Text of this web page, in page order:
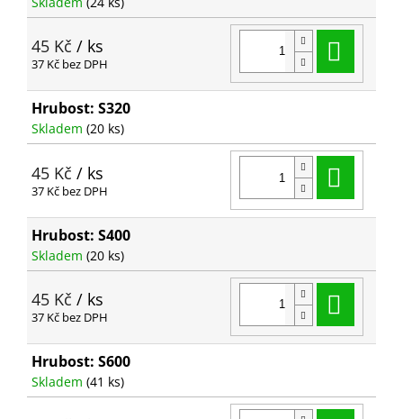
45 Kč / ks
37 Kč bez DPH
Hrubost: S320
Skladem (20 ks)
45 Kč / ks
37 Kč bez DPH
Hrubost: S400
Skladem (20 ks)
45 Kč / ks
37 Kč bez DPH
Hrubost: S600
Skladem (41 ks)